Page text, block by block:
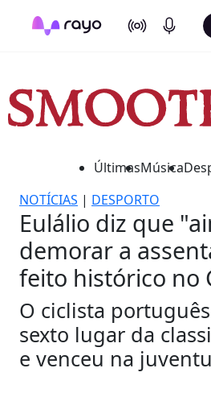
On Air Podcasts
ÚltimasMúsica
NOTÍCIAS | DESPORTO
Eulálio diz que
demorar a
feito histórico no
O ciclista
sexto lugar da
e venceu na